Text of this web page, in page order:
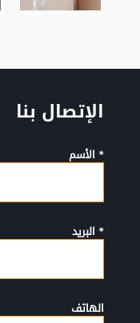
الإتصال بنا
* الأسم
* البريد
الهاتف